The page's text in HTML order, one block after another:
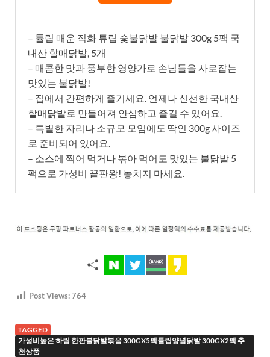
– 튤립 매운 직화 튜립 숯불닭발 불닭발 300g 5팩 국
내산 할매닭발, 5개
– 매콤한 맛과 풍부한 영양가로 손님들을 사로잡는
맛있는 불닭발!
– 집에서 간편하게 즐기세요. 언제나 신선한 국내산
할매닭발로 만들어져 안심하고 즐길 수 있어요.
– 특별한 자리나 소규모 모임에도 딱인 300g 사이즈
로 준비되어 있어요.
– 소스에 찍어 먹거나 볶아 먹어도 맛있는 불닭발 5
팩으로 가성비 끝판왕! 놓치지 마세요.
Post Views:764
TAGGED
가성비높은 하림 한판불닭발볶음 300GX5팩튤립양념닭발 300GX2팩 추
천상품